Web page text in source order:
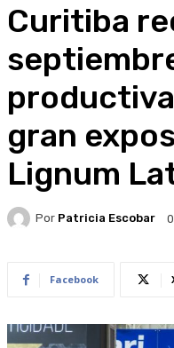
Curitiba
gran
Lignum
Por Patricia Escobar
Facebook